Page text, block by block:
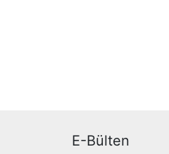
E-Bülten